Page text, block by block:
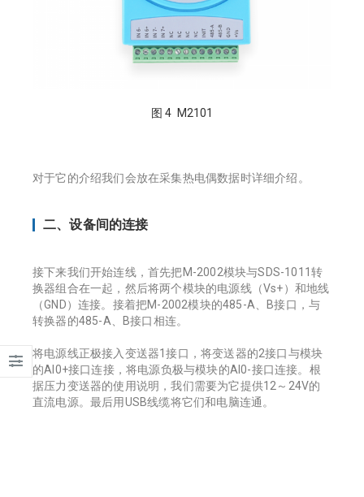
图 4 M2101
对于它的介绍我们会放在采集热电偶数据时详细介绍。
二、设备间的连接
接下来我们开始连线，首先把M-2002模块与SDS-1011转
换器组合在一起，然后将两个模块的电源线（Vs+）和地线
（GND）连接。接着把M-2002模块的485-A、B接口，与
转换器的485-A、B接口相连。
将电源线正极接入变送器1接口，将变送器的2接口与模块
的AI0+接口连接，将电源负极与模块的AI0-接口连接。根
据压力变送器的使用说明，我们需要为它提供12～24V的
直流电源。最后用USB线缆将它们和电脑连通。